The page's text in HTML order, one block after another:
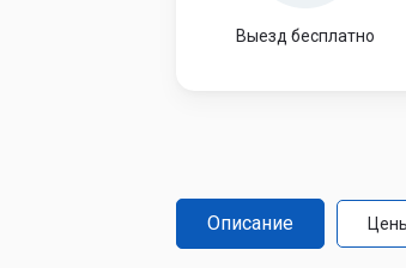
Выезд бесплатно
Описание